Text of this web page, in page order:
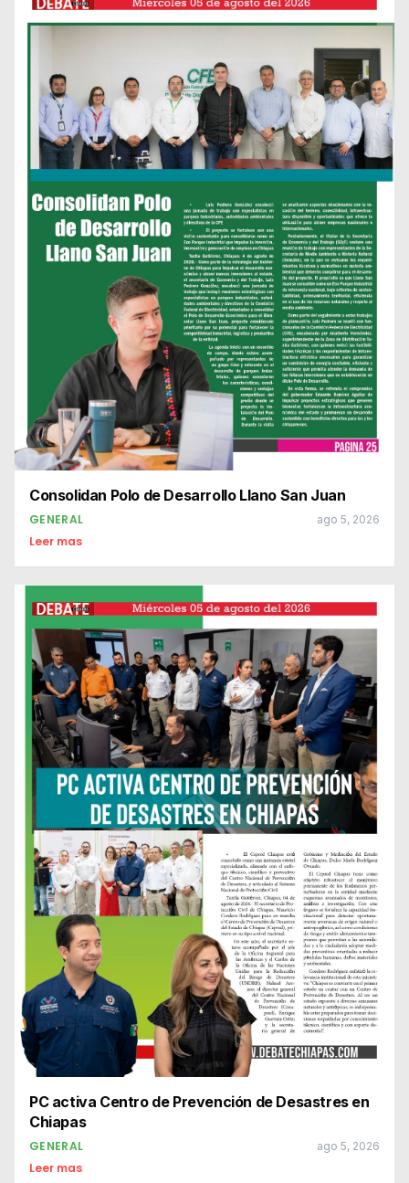
Consolidan Polo de Desarrollo Llano San Juan
GENERAL ago 5, 2026
Leer mas
PC activa Centro de Prevención de Desastres en
Chiapas
GENERAL ago 5, 2026
Leer mas